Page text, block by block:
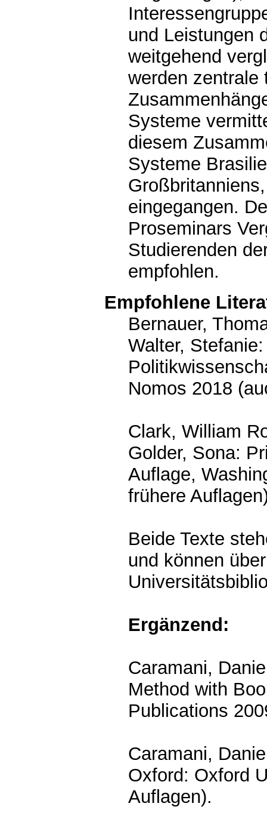
und Leistungen
weitgehend
werden zentrale
Systeme
diesem
Systeme
eingegangen.
Proseminars
Studierenden
empfohlen.
Empfohlene
Bernauer,
Walter,
Nomos 2018
Clark, William
Golder, Sona:
Auflage,
frühere
Beide Texte
und können
Ergänzend:
Caramani,
Method with
Publications
Caramani,
Oxford: Oxford
Auflagen).